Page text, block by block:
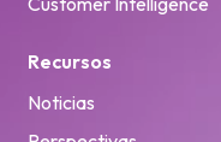
Recursos
Noticias